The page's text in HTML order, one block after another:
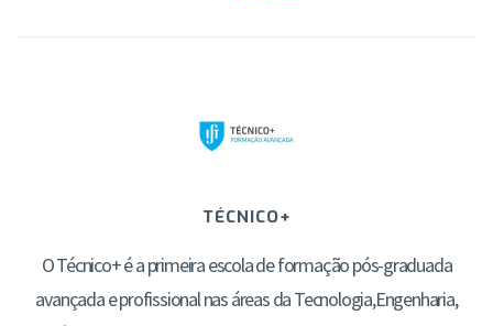
TÉCNICO+
O Técnico+ é a primeira escola de formação pós-graduada
avançada e profissional nas áreas da Tecnologia,Engenharia,